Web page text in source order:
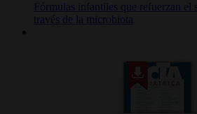
Fórmulas infantiles que refuerzan el
través de la microbiota